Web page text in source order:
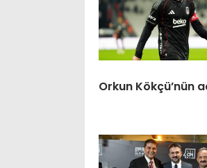
Orkun Kökçü’nün